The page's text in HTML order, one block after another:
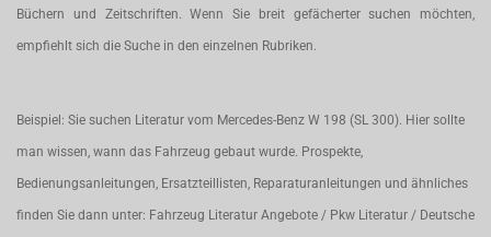
Büchern und Zeitschriften. Wenn Sie breit gefächerter suchen möchten,
empfiehlt sich die Suche in den einzelnen Rubriken.
Beispiel: Sie suchen Literatur vom Mercedes-Benz W 198 (SL 300). Hier sollte
man wissen, wann das Fahrzeug gebaut wurde. Prospekte,
Bedienungsanleitungen, Ersatzteillisten, Reparaturanleitungen und ähnliches
finden Sie dann unter: Fahrzeug Literatur Angebote / Pkw Literatur / Deutsche